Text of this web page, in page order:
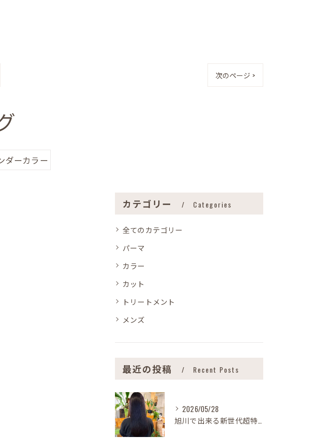
次のページ >
ダーカラー
カテゴリー Categories
全てのカテゴリー
パーマ
カラー
カット
トリートメント
メンズ
最近の投稿 Recent Posts
2026/05/28
旭川で出来る新世代超特濃型トリートメント